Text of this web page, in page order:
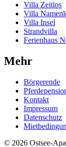
Villa Zeitlos
Villa
Villa Insel
Strandvilla
Ferienhaus
Mehr
Börgerende
Kontakt
Impressum
Datenschutz
© 2026 Ostsee-